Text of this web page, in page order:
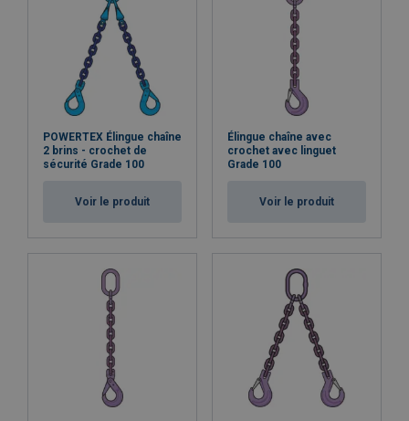
POWERTEX Élingue chaîne
2 brins - crochet de
sécurité Grade 100
Voir le produit
Élingue chaîne avec
crochet avec linguet
Grade 100
Voir le produit